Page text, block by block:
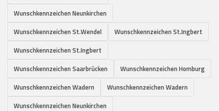
Wunschkennzeichen Neunkirchen
Wunschkennzeichen St.Wendel
Wunschkennzeichen St.Ingbert
Wunschkennzeichen St.Ingbert
Wunschkennzeichen Saarbrücken
Wunschkennzeichen Homburg
Wunschkennzeichen Wadern
Wunschkennzeichen Wadern
Wunschkennzeichen Neunkirchen